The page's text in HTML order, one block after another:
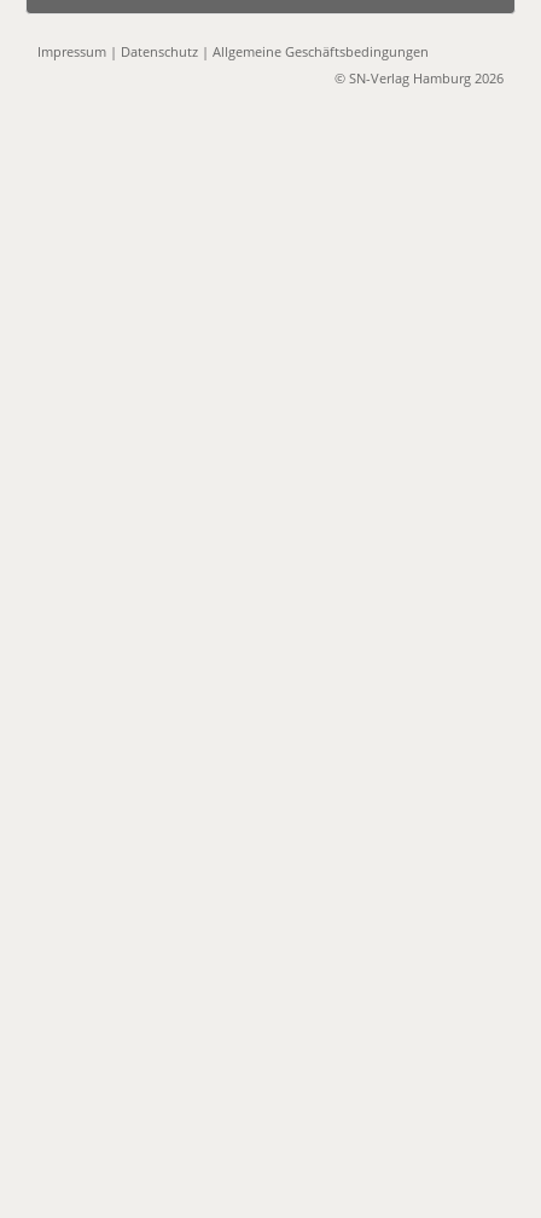
Impressum | Datenschutz |Allgemeine Geschäftsbedingungen
© SN-Verlag Hamburg 2026